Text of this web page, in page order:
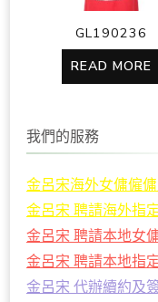
GL190236
READ MORE
我們的服務
金呂宋海外女傭僱
金呂宋 聘請海外指
金呂宋 聘請本地女
金呂宋 聘請本地指
金呂宋 代辦續約及